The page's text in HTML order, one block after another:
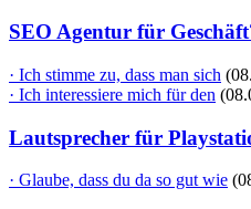
SEO Agentur für
· Ich stimme zu, dass man sich
· Ich interessiere mich für den
Lautsprecher für
· Glaube, dass du da so gut wie